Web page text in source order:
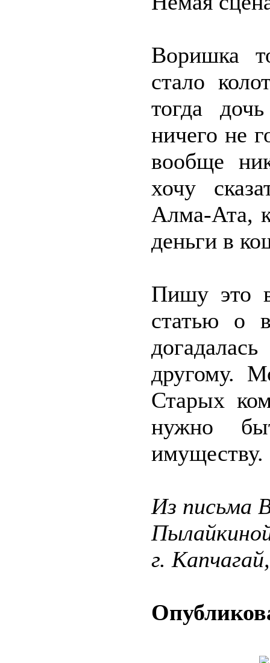
Воришка
стало
тогда
ничего не
вообще
хочу
Алма-Ата,
деньги в
Пишу это
статью о
другому.
Старых
нужно
имуществу.
Из письма
г.